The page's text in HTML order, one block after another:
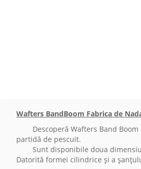
Wafters BandBoom Fabrica de
Descoperă Wafters Band Boom
partidă de pescuit.
Sunt disponibile doua
Datorită formei cilindrice și a